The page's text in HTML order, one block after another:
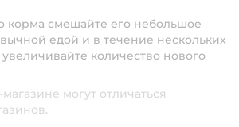
корма смешайте его небольшое
едой и в течение нескольких
количество нового
могут отличаться